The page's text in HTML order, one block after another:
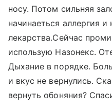
носу. Потом сильняя
начинаеться аллергия и
лекарства.Сейчас
использую Назонекс.
Дыхание в порядке.
и вкус не вернулись.
вернуть обоняния?